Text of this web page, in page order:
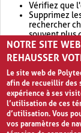
Vérifiez que
Supprimez
rechercher
souvent plus
Envisagez
retournera
NOTRE SITE
REHAUSSER
Le site web de
afin de recueillir des
expérience à ses
l’utilisation de ces
d’utilisation. Vous
vos paramètres de